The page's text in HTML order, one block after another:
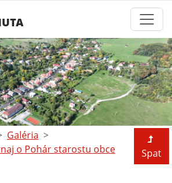
Galéria
o Pohár starostu obce
Spat